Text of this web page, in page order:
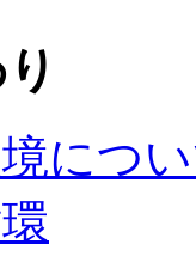
につ